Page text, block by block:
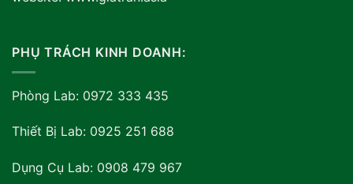
PHỤ TRÁCH KINH DOANH:
Phòng Lab: 0972 333 435
Thiết Bị Lab: 0925 251 688
Dụng Cụ Lab: 0908 479 967